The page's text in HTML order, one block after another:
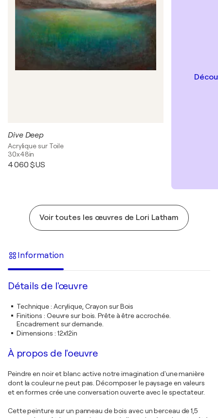
Dive Deep
Acrylique sur Toile
30x48in
4 060 $US
Voir toutes les œuvres de Lori Latham
Information
Détails de l'œuvre
Technique: Acrylique, Crayon sur Bois
Finitions : Oeuvre sur bois. Prête à être accrochée.
Encadrement sur demande.
Dimensions : 12x12in
À propos de l'oeuvre
Peindre en noir et blanc active notre imagination d'une manière
dont la couleur ne peut pas. Décomposer le paysage en valeurs
et en formes crée une conversation ouverte avec le spectateur.
Cette peinture sur un panneau de bois avec un berceau de 1,5